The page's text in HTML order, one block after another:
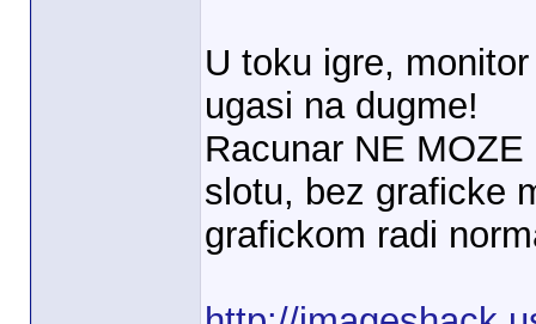
U toku igre,
ugasi na dugme!
Racunar NE
slotu, bez graficke
grafickom radi